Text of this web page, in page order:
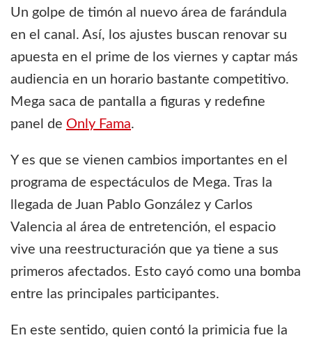
Un golpe de timón al nuevo área de farándula
en el canal. Así, los ajustes buscan renovar su
apuesta en el prime de los viernes y captar más
audiencia en un horario bastante competitivo.
Mega saca de pantalla a figuras y redefine
panel de Only Fama.
Y es que se vienen cambios importantes en el
programa de espectáculos de Mega. Tras la
llegada de Juan Pablo González y Carlos
Valencia al área de entretención, el espacio
vive una reestructuración que ya tiene a sus
primeros afectados. Esto cayó como una bomba
entre las principales participantes.
En este sentido, quien contó la primicia fue la